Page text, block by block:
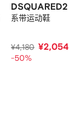
DSQUARED2
系带运动鞋
¥4,180 ¥2,054
-50%